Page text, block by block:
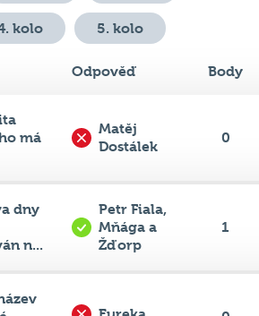
kolo 5. kolo
Odpověď Body
má
Matěj
Dostálek
0
dny
n...
Petr Fiala,
Mňága a
Žďorp
1